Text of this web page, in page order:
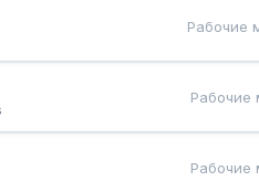
Рабочие
Рабочие
Рабочие